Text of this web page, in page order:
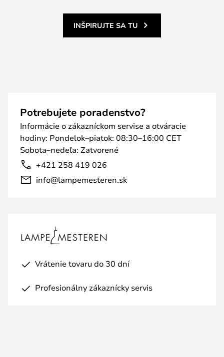
INŠPIRUJTE SA TU
Potrebujete poradenstvo?
Informácie o zákazníckom servise a otváracie
hodiny: Pondelok–piatok: 08:30–16:00 CET
Sobota–nedeľa: Zatvorené
+421 258 419 026
info@lampemesteren.sk
Vrátenie tovaru do 30 dní
Profesionálny zákaznícky servis